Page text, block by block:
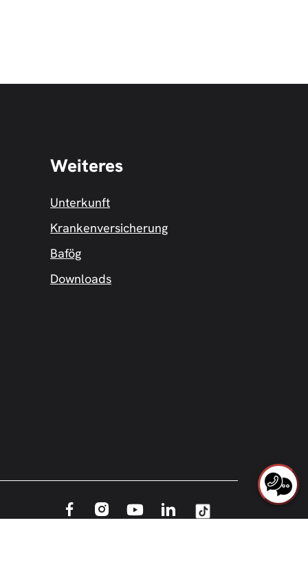
Weiteres
Unterkunft
Krankenversicherung
Bafög
Downloads